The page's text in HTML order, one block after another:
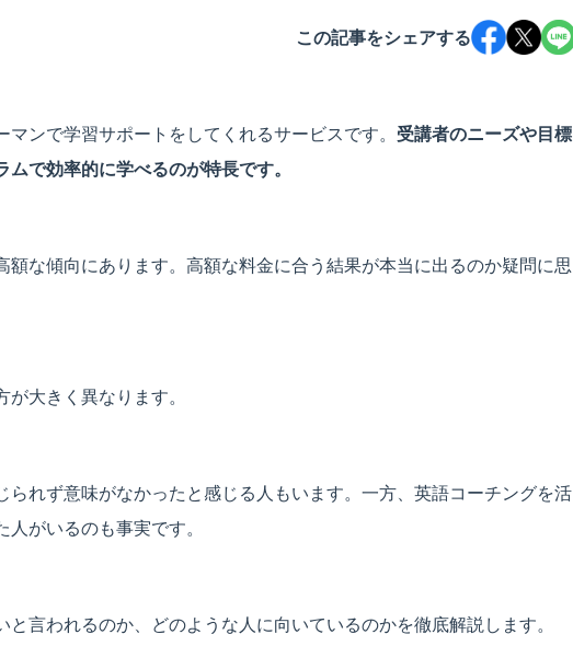
この記事をシェアする
ンで学習サポートをしてくれるサービスです。 受講者のニーズや目標
で効率的に学べるのが特長です。
な傾向にあります。高額な料金に合う結果が本当に出るのか疑問に思
大きく異なります。
れず意味がなかったと感じる人もいます。一方、英語コーチングを活
がいるのも事実です。
言われるのか、どのような人に向いているのかを徹底解説します。